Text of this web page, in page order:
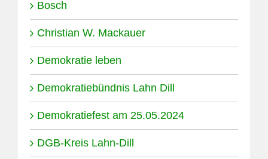
Bosch
Christian W. Mackauer
Demokratie leben
Demokratiebündnis Lahn Dill
Demokratiefest am 25.05.2024
DGB-Kreis Lahn-Dill